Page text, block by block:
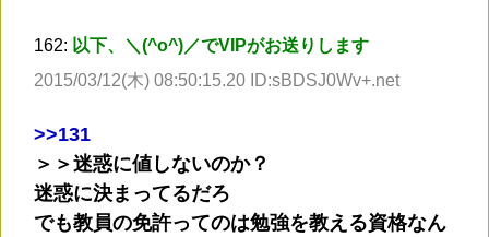
162: 以下、＼(^o^)／でVIPがお送りします
2015/03/12(木) 08:50:15.20 ID:sBDSJ0Wv+.net
>>131
＞＞迷惑に値しないのか？
迷惑に決まってるだろ
でも教員の免許ってのは勉強を教える資格なん